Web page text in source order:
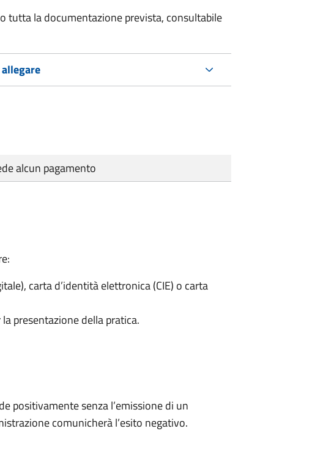
tutta la documentazione prevista, consultabile
alcun pagamento
carta d’identità elettronica (CIE) o carta
presentazione della pratica.
positivamente senza l’emissione di un
comunicherà l’esito negativo.